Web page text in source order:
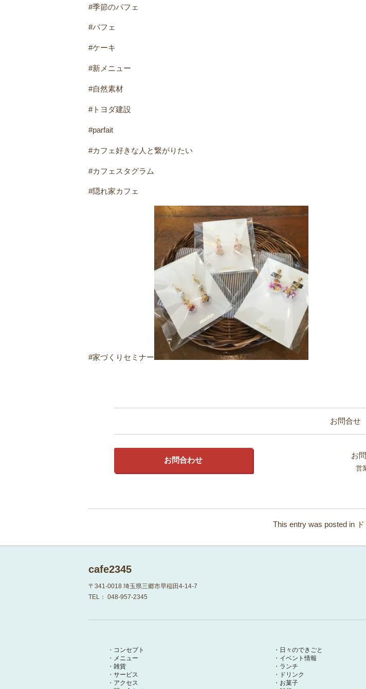
#季節のパフェ
#パフェ
#ケーキ
#新メニュー
#自然素材
#トヨダ建設
#parfait
#カフェ好きな人と繋がりたい
#カフェスタグラム
#隠れ家カフェ
#家づくりセミナー
お問合せ
お問合わせ
お
営
This entry was posted in
cafe2345
〒341-0018 埼玉県三郷市早稲田4-14-7
TEL： 048-957-2345
コンセプト
メニュー
雑貨
サービス
アクセス
日々のできごと
イベント情報
ランチ
ドリンク
お菓子